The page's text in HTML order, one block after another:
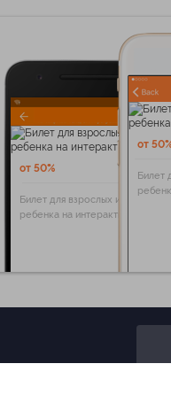
от
Билет
от 50%
Билет для взрослых и
ребенка на интерактивную